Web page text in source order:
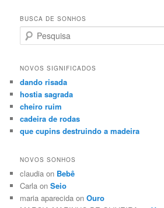
BUSCA DE SONHOS
Search
NOVOS SIGNIFICADOS
dando risada
hostia sagrada
cheiro ruim
cadeira de rodas
que cupins destruindo a madeira
NOVOS SONHOS
claudia on Bebê
Carla onSeio
maria aparecida onOuro